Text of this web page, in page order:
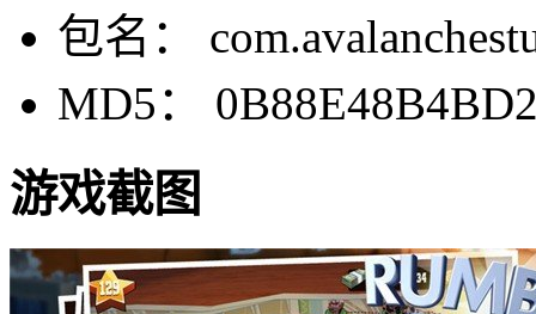
包名：
MD5：
游戏截图